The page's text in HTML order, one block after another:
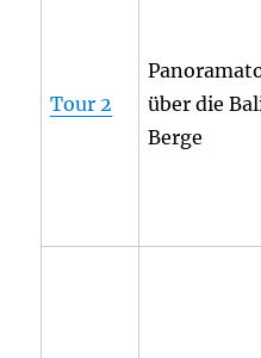
Tour 2
über die
Berge